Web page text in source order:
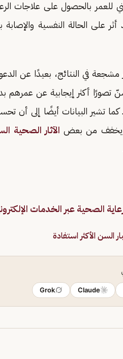
على الحالة النفسية
في النتائج، بعيدًا عن
تصورًا أكثر إيجابية عن
تشير البيانات أيضًا إلى أن
يخفف من بعض الآثار الصحية
الصحية عبر الخدمات
Claude
Grok